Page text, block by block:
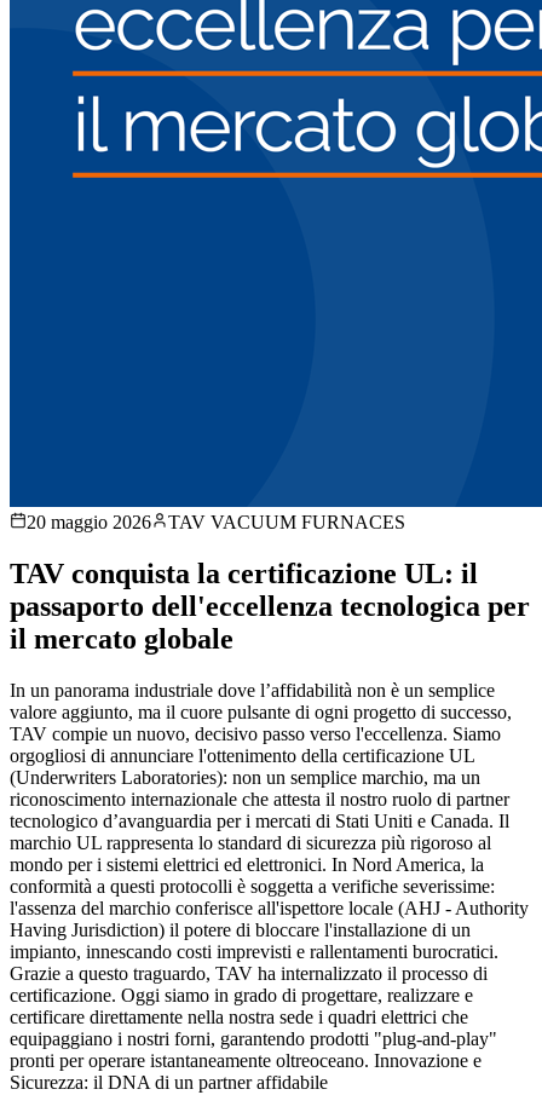
20 maggio 2026 TAV VACUUM FURNACES
TAV conquista la certificazione UL: il
passaporto dell'eccellenza tecnologica per
il mercato globale
In un panorama industriale dove l’affidabilità non è un semplice
valore aggiunto, ma il cuore pulsante di ogni progetto di successo,
TAV compie un nuovo, decisivo passo verso l'eccellenza. Siamo
orgogliosi di annunciare l'ottenimento della certificazione UL
(Underwriters Laboratories): non un semplice marchio, ma un
riconoscimento internazionale che attesta il nostro ruolo di partner
tecnologico d’avanguardia per i mercati di Stati Uniti e Canada. Il
marchio UL rappresenta lo standard di sicurezza più rigoroso al
mondo per i sistemi elettrici ed elettronici. In Nord America, la
conformità a questi protocolli è soggetta a verifiche severissime:
l'assenza del marchio conferisce all'ispettore locale (AHJ - Authority
Having Jurisdiction) il potere di bloccare l'installazione di un
impianto, innescando costi imprevisti e rallentamenti burocratici.
Grazie a questo traguardo, TAV ha internalizzato il processo di
certificazione. Oggi siamo in grado di progettare, realizzare e
certificare direttamente nella nostra sede i quadri elettrici che
equipaggiano i nostri forni, garantendo prodotti "plug-and-play"
pronti per operare istantaneamente oltreoceano. Innovazione e
Sicurezza: il DNA di un partner affidabile